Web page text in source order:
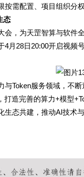
按需配置、项目组织分
态
会，为天罡智算与软件
月28日20:00开启视频
与Token服务领域，不
造完善的算力+模型
生态共建，推动AI技术